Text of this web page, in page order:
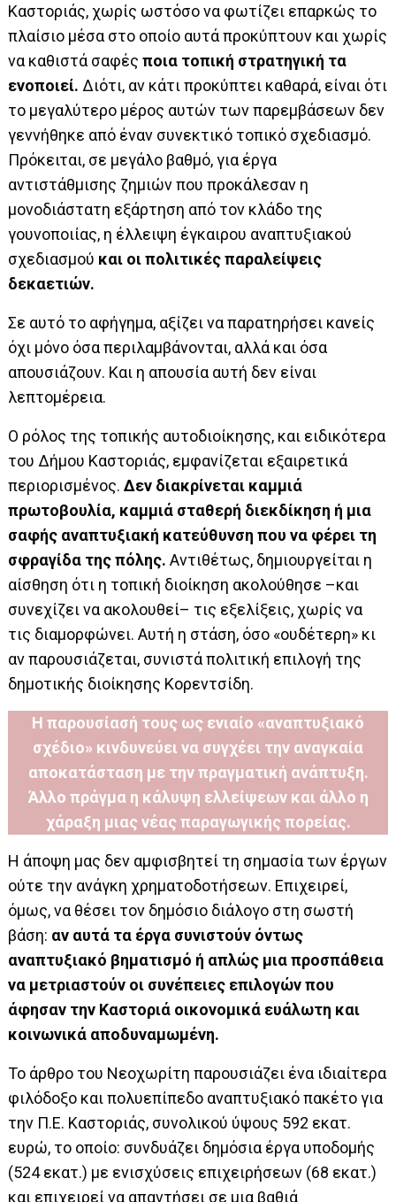
Καστοριάς, χωρίς ωστόσο να φωτίζει επαρκώς το
πλαίσιο μέσα στο οποίο αυτά προκύπτουν και χωρίς
να καθιστά σαφέςποια τοπική στρατηγική τα
ενοποιεί. Διότι, αν κάτι προκύπτει καθαρά, είναι ότι
το μεγαλύτερο μέρος αυτών των παρεμβάσεων δεν
γεννήθηκε από έναν συνεκτικό τοπικό σχεδιασμό.
Πρόκειται, σε μεγάλο βαθμό, για έργα
αντιστάθμισης ζημιών που προκάλεσαν η
μονοδιάστατη εξάρτηση από τον κλάδο της
γουνοποιίας, η έλλειψη έγκαιρου αναπτυξιακού
σχεδιασμού και οι πολιτικές παραλείψεις
δεκαετιών.
Σε αυτό το αφήγημα, αξίζει να παρατηρήσει κανείς
όχι μόνο όσα περιλαμβάνονται, αλλά και όσα
απουσιάζουν. Και η απουσία αυτή δεν είναι
λεπτομέρεια.
Ο ρόλος της τοπικής αυτοδιοίκησης, και ειδικότερα
του Δήμου Καστοριάς, εμφανίζεται εξαιρετικά
περιορισμένος.Δεν διακρίνεται καμμιά
πρωτοβουλία, καμμιά σταθερή διεκδίκηση ή μια
σαφής αναπτυξιακή κατεύθυνση που να φέρει τη
σφραγίδα της πόλης. Αντιθέτως, δημιουργείται η
αίσθηση ότι η τοπική διοίκηση ακολούθησε –και
συνεχίζει να ακολουθεί– τις εξελίξεις, χωρίς να
τις διαμορφώνει. Αυτή η στάση, όσο «ουδέτερη» κι
αν παρουσιάζεται, συνιστά πολιτική επιλογή της
δημοτικής διοίκησης Κορεντσίδη.
Η παρουσίασή τους ως ενιαίο «αναπτυξιακό
σχέδιο» κινδυνεύει να συγχέει την αναγκαία
αποκατάσταση με την πραγματική ανάπτυξη.
Άλλο πράγμα η κάλυψη ελλείψεων και άλλο η
χάραξη μιας νέας παραγωγικής πορείας.
Η άποψη μας δεν αμφισβητεί τη σημασία των έργων
ούτε την ανάγκη χρηματοδοτήσεων. Επιχειρεί,
όμως, να θέσει τον δημόσιο διάλογο στη σωστή
βάση: αν αυτά τα έργα συνιστούν όντως
αναπτυξιακό βηματισμό ή απλώς μια προσπάθεια
να μετριαστούν οι συνέπειες επιλογών που
άφησαν την Καστοριά οικονομικά ευάλωτη και
κοινωνικά αποδυναμωμένη.
Το άρθρο του Νεοχωρίτη παρουσιάζει ένα ιδιαίτερα
φιλόδοξο και πολυεπίπεδο αναπτυξιακό πακέτο για
την Π.Ε. Καστοριάς, συνολικού ύψους 592 εκατ.
ευρώ, το οποίο: συνδυάζει δημόσια έργα υποδομής
(524 εκατ.) με ενισχύσεις επιχειρήσεων (68 εκατ.)
και επιχειρεί να απαντήσει σε μια βαθιά